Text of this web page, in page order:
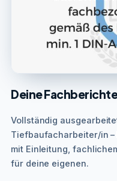
Deine
Vollständig
Tiefbaufacharbeiter/in –
mit Einleitung,
für deine eigenen.